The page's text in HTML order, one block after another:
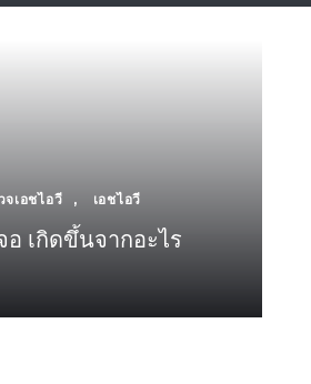
จเอชไอวี , เอชไอวี
อ เกิดขึ้นจากอะไร